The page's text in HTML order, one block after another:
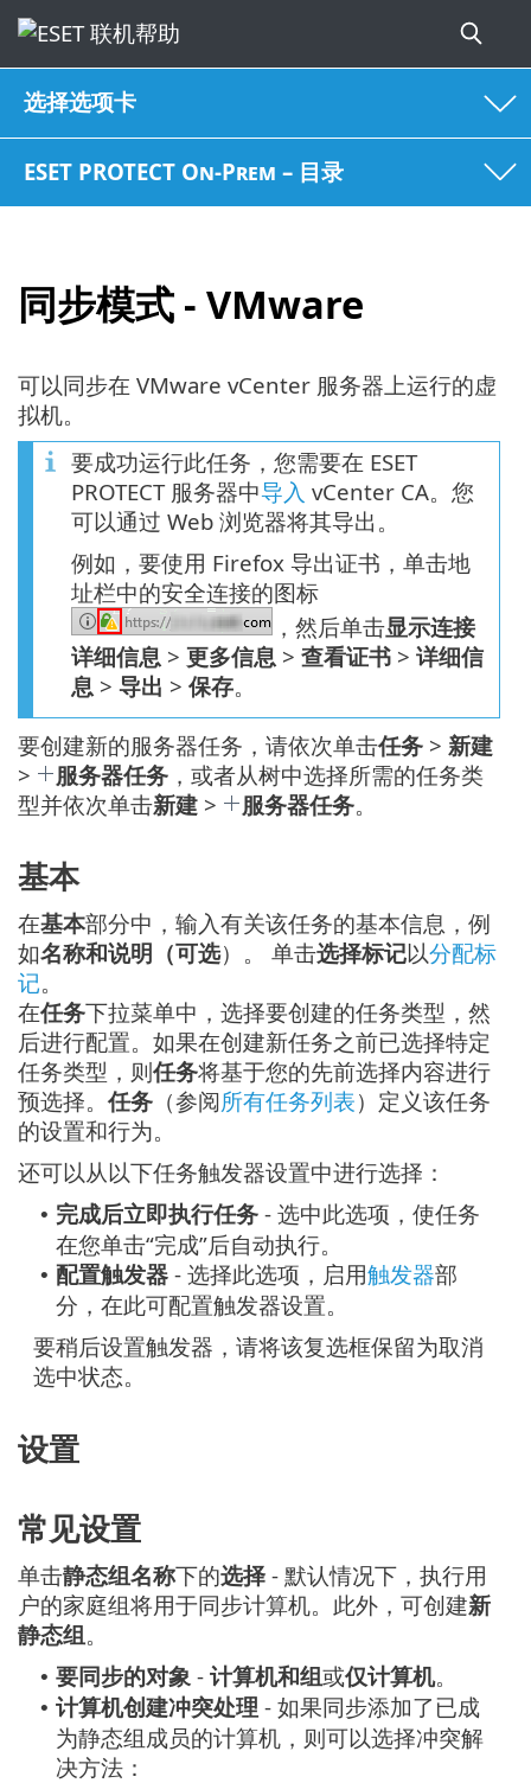
选择选项卡
ESET PROTECT On-Prem – 目录
同步模式 - VMware
可以同步在 VMware vCenter 服务器上运行的虚
拟机。
要成功运行此任务，您需要在 ESET
PROTECT 服务器中导入 vCenter CA。您
可以通过 Web 浏览器将其导出。
例如，要使用 Firefox 导出证书，单击地
址栏中的安全连接的图标
，然后单击显示连接
详细信息 > 更多信息 > 查看证书 > 详细信
息 > 导出 > 保存。
要创建新的服务器任务，请依次单击任务 > 新建
>
服务器任务 ，或者从树中选择所需的任务类
型并依次单击新建 > 服务器任务。
基本
在基本部分中，输入有关该任务的基本信息，例
如名称和说明（可选）。 单击选择标记以分配标
记。
在任务下拉菜单中，选择要创建的任务类型，然
后进行配置。如果在创建新任务之前已选择特定
任务类型，则任务将基于您的先前选择内容进行
预选择。 任务 （参阅所有任务列表）定义该任务
的设置和行为。
还可以从以下任务触发器设置中进行选择：
• 完成后立即执行任务 - 选中此选项，使任务
在您单击“完成”后自动执行。
• 配置触发器 - 选择此选项，启用触发器部
分，在此可配置触发器设置。
要稍后设置触发器，请将该复选框保留为取消
选中状态。
设置
常见设置
单击静态组名称下的选择 - 默认情况下，执行用
户的家庭组将用于同步计算机。此外，可创建新
静态组。
• 要同步的对象 - 计算机和组或仅计算机。
• 计算机创建冲突处理 - 如果同步添加了已成
为静态组成员的计算机，则可以选择冲突解
决方法：